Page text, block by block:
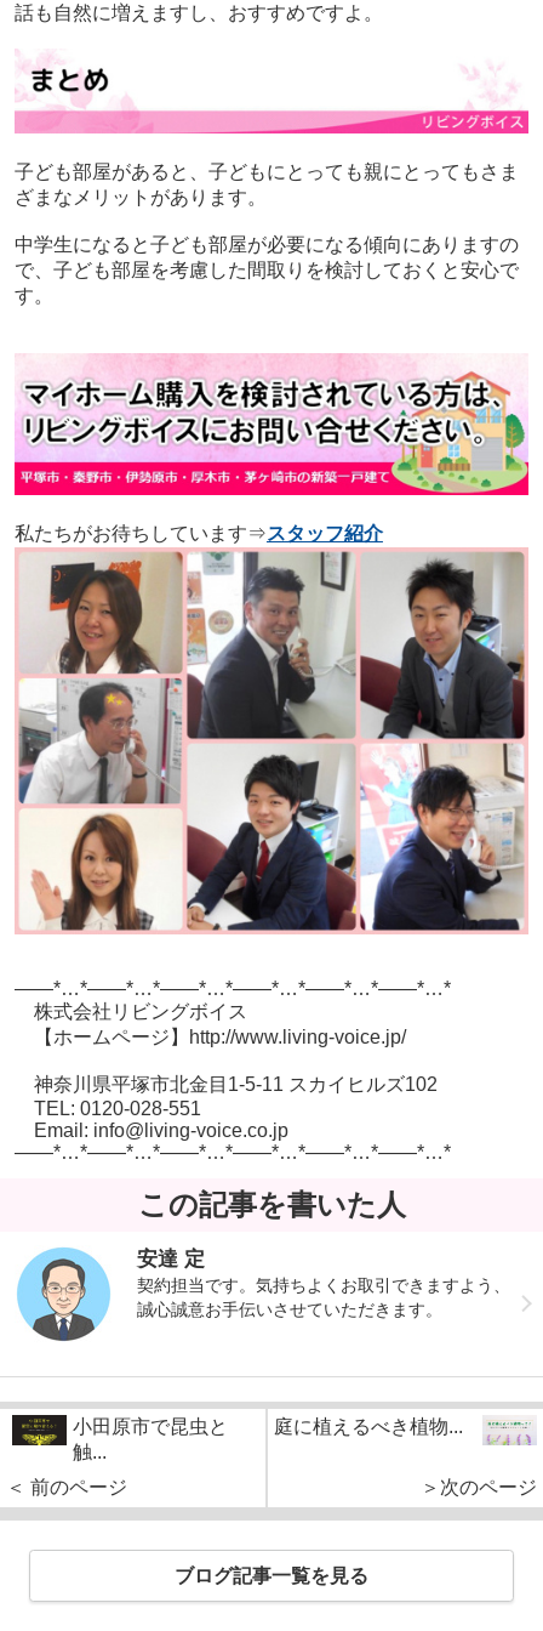
話も自然に増えますし、おすすめですよ。
子ども部屋があると、子どもにとっても親にとってもさま
ざまなメリットがあります。
中学生になると子ども部屋が必要になる傾向にありますの
で、子ども部屋を考慮した間取りを検討しておくと安心で
す。
私たちがお待ちしています⇒スタッフ紹介
——*…*——*…*——*…*——*…*——*…*——*…*
株式会社リビングボイス
【ホームページ】http://www.living-voice.jp/
神奈川県平塚市北金目1-5-11 スカイヒルズ102
TEL: 0120-028-551
Email: info@living-voice.co.jp
——*…*——*…*——*…*——*…*——*…*——*…*
この記事を書いた人
安達 定
契約担当です。気持ちよくお取引できますよう、
誠心誠意お手伝いさせていただきます。
小田原市で昆虫と
触...
＜ 前のページ
庭に植えるべき植物...
＞次のページ
ブログ記事一覧を見る